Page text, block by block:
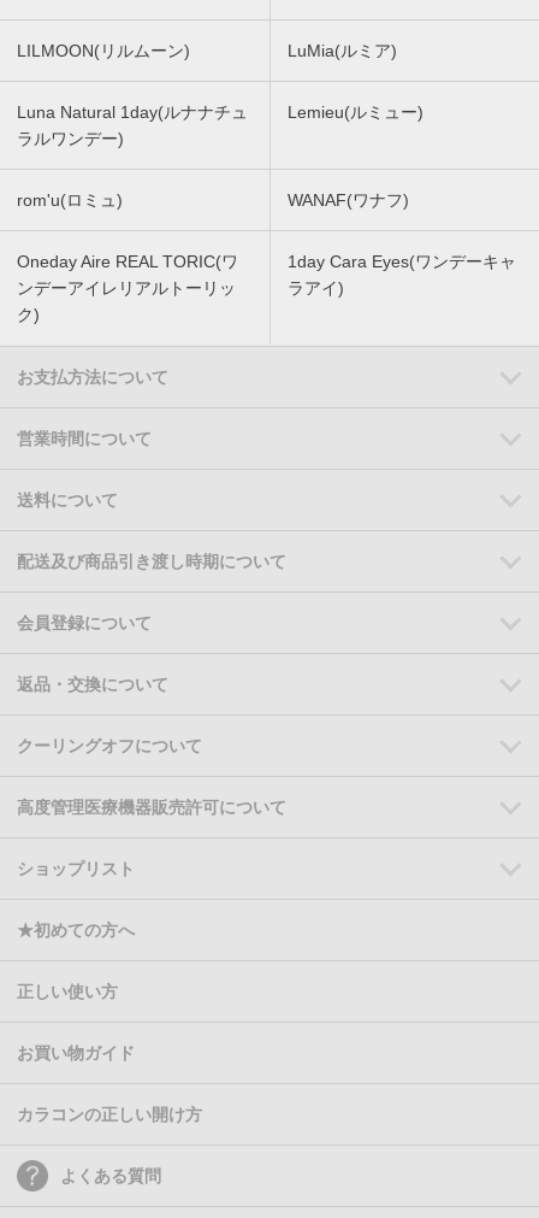
LILMOON(リルムーン) LuMia(ルミア)
Luna Natural 1day(ルナナチュ
ラルワンデー)
Lemieu(ルミュー)
rom'u(ロミュ) WANAF(ワナフ)
Oneday Aire REAL TORIC(ワ
ンデーアイレリアルトーリッ
ク)
1day Cara Eyes(ワンデーキャ
ラアイ)
お支払方法について
営業時間について
送料について
配送及び商品引き渡し時期について
会員登録について
返品・交換について
クーリングオフについて
高度管理医療機器販売許可について
ショップリスト
★初めての方へ
正しい使い方
お買い物ガイド
カラコンの正しい開け方
よくある質問